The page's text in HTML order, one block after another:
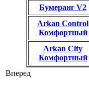
Бумеранг V2
Arkan Control
Комфортный
Arkan City
Комфортный
Вперед